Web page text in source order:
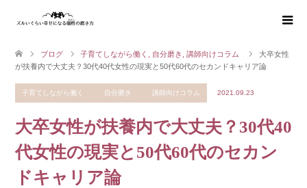
ブログ 子育てしながら働く 自分磨き 講師向けコラム
大卒女性
が扶養内で大丈夫？30代40代女性の現実と50代60代のセカンドキャリア論
子育てしながら働く 自分磨き 講師向けコラム 2021.09.23
大卒女性が扶養内で大丈夫？30代40
代女性の現実と50代60代のセカン
ドキャリア論